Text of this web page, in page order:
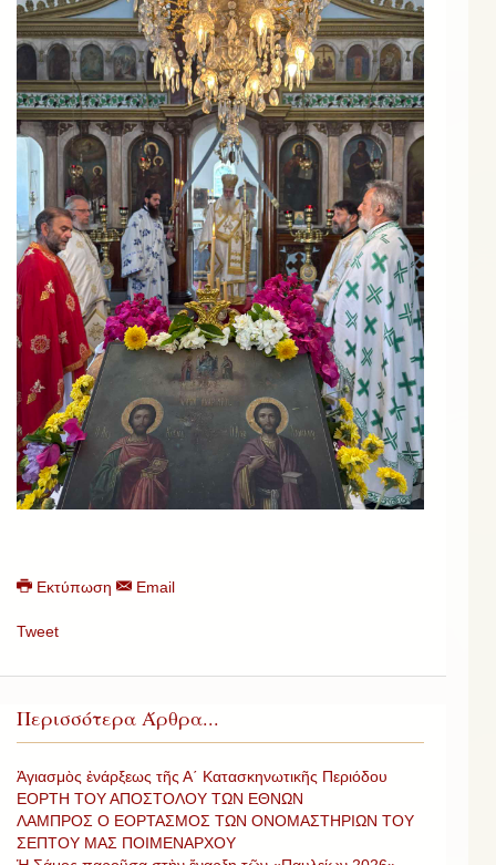
Εκτύπωση Email
Tweet
Περισσότερα Άρθρα...
Ἀγιασμὸς ἐνάρξεως τῆς Α΄ Κατασκηνωτικῆς Περιόδου
ΕΟΡΤΗ ΤΟΥ ΑΠΟΣΤΟΛΟΥ ΤΩΝ ΕΘΝΩΝ
ΛΑΜΠΡΟΣ Ο ΕΟΡΤΑΣΜΟΣ ΤΩΝ ΟΝΟΜΑΣΤΗΡΙΩΝ ΤΟΥ
ΣΕΠΤΟΥ ΜΑΣ ΠΟΙΜΕΝΑΡΧΟΥ